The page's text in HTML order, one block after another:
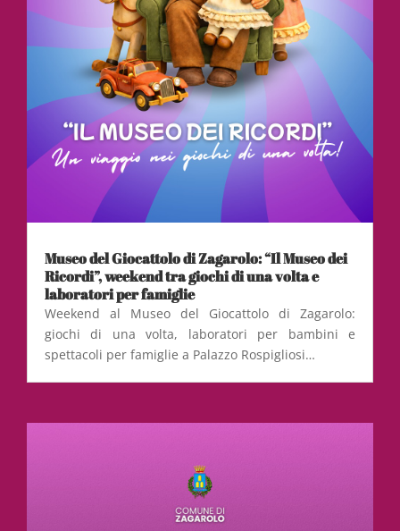
Museo del Giocattolo di Zagarolo: “Il Museo dei
Ricordi”, weekend tra giochi di una volta e
laboratori per famiglie
Weekend al Museo del Giocattolo di Zagarolo:
giochi di una volta, laboratori per bambini e
spettacoli per famiglie a Palazzo Rospigliosi…